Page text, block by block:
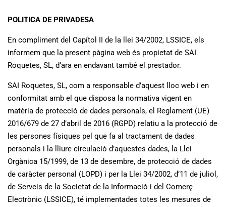
POLITICA DE PRIVADESA
En compliment del Capítol II de la llei 34/2002, LSSICE, els
informem que la present pàgina web és propietat de SAI
Roquetes, SL, d’ara en endavant també el prestador.
SAI Roquetes, SL, com a responsable d’aquest lloc web i en
conformitat amb el que disposa la normativa vigent en
matèria de protecció de dades personals, el Reglament (UE)
2016/679 de 27 d’abril de 2016 (RGPD) relatiu a la protecció de
les persones físiques pel que fa al tractament de dades
personals i la lliure circulació d’aquestes dades, la Llei
Orgànica 15/1999, de 13 de desembre, de protecció de dades
de caràcter personal (LOPD) i per la Llei 34/2002, d’11 de juliol,
de Serveis de la Societat de la Informació i del Comerç
Electrònic (LSSICE), té implementades totes les mesures de